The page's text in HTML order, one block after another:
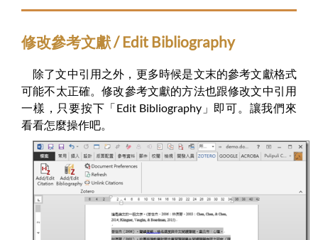
修改參考文獻 / Edit Bibliography
除了文中引用之外，更多時候是文末的參考文獻格式
可能不太正確。修改參考文獻的方法也跟修改文中引用
一樣，只要按下「Edit Bibliography」即可。讓我們來
看看怎麼操作吧。